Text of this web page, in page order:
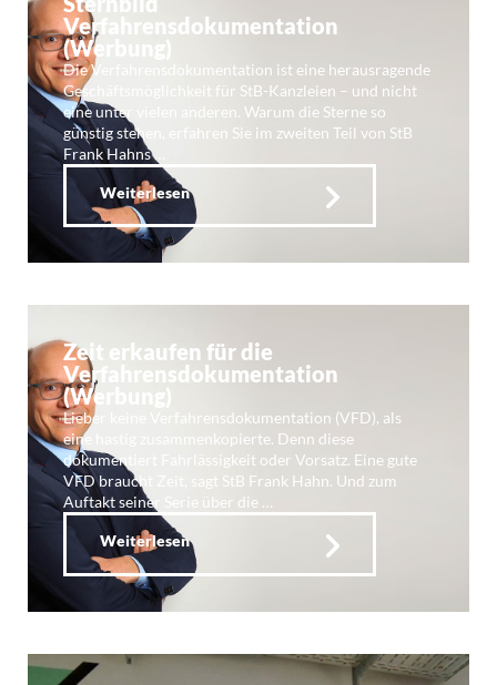
Verfahrensdokumentation
(Werbung)
Die Verfahrensdokumentation ist eine herausragende
Geschäftsmöglichkeit für StB-Kanzleien – und nicht
eine unter vielen anderen. Warum die Sterne so
günstig stehen, erfahren Sie im zweiten Teil von StB
Frank Hahns …
Weiterlesen
Zeit erkaufen für die
Verfahrensdokumentation
(Werbung)
Lieber keine Verfahrensdokumentation (VFD), als
eine hastig zusammenkopierte. Denn diese
dokumentiert Fahrlässigkeit oder Vorsatz. Eine gute
VFD braucht Zeit, sagt StB Frank Hahn. Und zum
Auftakt seiner Serie über die …
Weiterlesen